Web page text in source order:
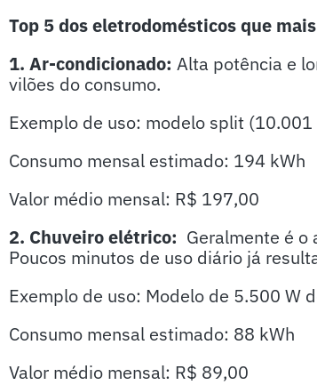
Top 5 dos eletrodomésticos que
1. Ar-condicionado: Alta potência e
vilões do consumo.
Exemplo de uso: modelo split
Consumo mensal estimado: 194 kWh
Valor médio mensal: R$ 197,00
2. Chuveiro elétrico: Geralmente é o
Poucos minutos de uso diário já
Exemplo de uso: Modelo de 5.500 W
Consumo mensal estimado: 88 kWh
Valor médio mensal: R$ 89,00